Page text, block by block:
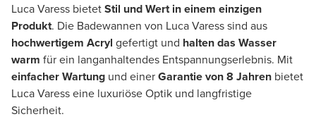
Luca Varess bietetStil und Wert in einem einzigen
Produkt. Die Badewannen von Luca Varess sind aus
hochwertigem Acryl gefertigt und halten das Wasser
warm für ein langanhaltendes Entspannungserlebnis. Mit
einfacher Wartung und einerGarantie von 8 Jahren bietet
Luca Varess eine luxuriöse Optik und langfristige
Sicherheit.